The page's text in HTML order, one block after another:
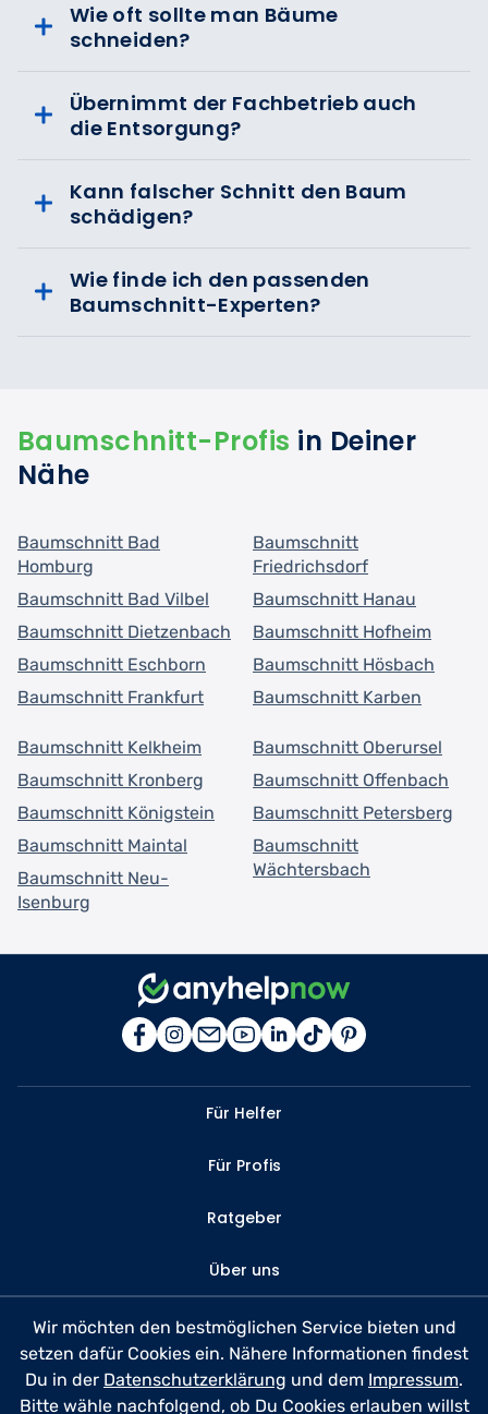
Wie oft sollte man Bäume
schneiden?
Übernimmt der Fachbetrieb auch
die Entsorgung?
Kann falscher Schnitt den Baum
schädigen?
Wie finde ich den passenden
Baumschnitt-Experten?
Baumschnitt-Profis in Deiner
Nähe
Baumschnitt Bad
Homburg
Baumschnitt Bad Vilbel
Baumschnitt Dietzenbach
Baumschnitt Eschborn
Baumschnitt Frankfurt
Baumschnitt
Friedrichsdorf
Baumschnitt Hanau
Baumschnitt Hofheim
Baumschnitt Hösbach
Baumschnitt Karben
Baumschnitt Kelkheim
Baumschnitt Kronberg
Baumschnitt Königstein
Baumschnitt Maintal
Baumschnitt Neu-
Isenburg
Baumschnitt Oberursel
Baumschnitt Offenbach
Baumschnitt Petersberg
Baumschnitt
Wächtersbach
Für Helfer
Für Profis
Ratgeber
Über uns
Kontakt
FAQ
Wir möchten den bestmöglichen Service bieten und
setzen dafür Cookies ein. Nähere Informationen findest
Du in der Datenschutzerklärung und dem Impressum.
Bitte wähle nachfolgend, ob Du Cookies erlauben willst